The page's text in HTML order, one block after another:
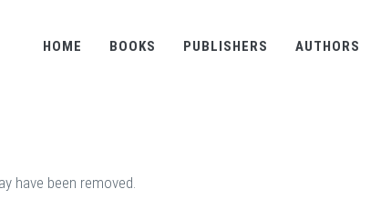
HOME BOOKS PUBLISHERS AUTHORS
have been removed.